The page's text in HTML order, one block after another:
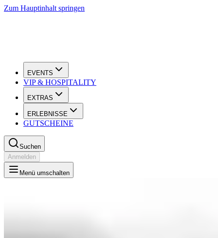
Zum Hauptinhalt springen
EVENTS
VIP & HOSPITALITY
EXTRAS
ERLEBNISSE
GUTSCHEINE
Suchen
Anmelden
Menü umschalten